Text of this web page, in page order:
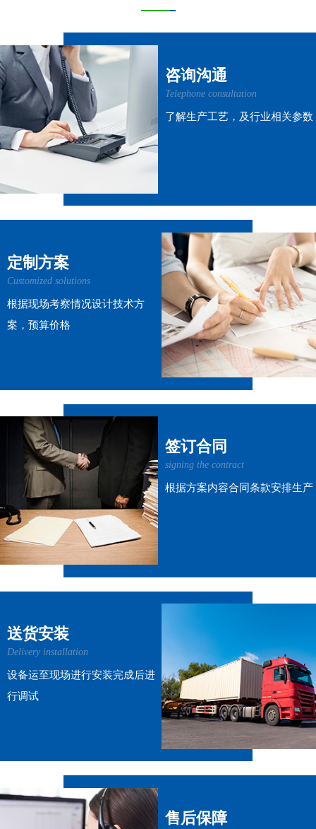
吊柜窗式款
咨询沟通
Telephone consultation
了解生产工艺，及行业相关参数
定制方案
Customized solutions
根据现场考察情况设计技术方
案，预算价格
签订合同
signing the contract
根据方案内容合同条款安排生产
送货安装
Delivery installation
设备运至现场进行安装完成后进
行调试
售后保障